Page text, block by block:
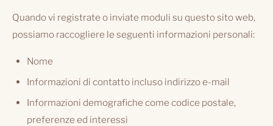
Quando vi registrate o inviate moduli su questo sito web,
possiamo raccogliere le seguenti informazioni personali:
Nome
Informazioni di contatto incluso indirizzo e-mail
Informazioni demografiche come codice postale,
preferenze ed interessi